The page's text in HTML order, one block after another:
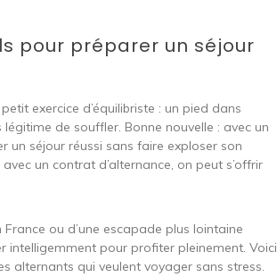
pour préparer un séjour
exercice d’équilibriste : un pied dans
légitime de souffler. Bonne nouvelle : avec un
un séjour réussi sans faire exploser son
un contrat d’alternance, on peut s’offrir
ou d’une escapade plus lointaine
intelligemment pour profiter pleinement. Voici
alternants qui veulent voyager sans stress.